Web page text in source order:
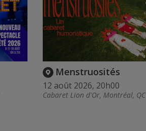
Menstruosités
12 août 2026, 20h00
Cabaret Lion d'Or, Montréal, QC